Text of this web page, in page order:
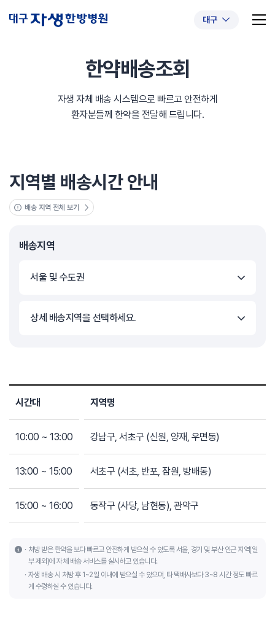
대구
#초음파약침 #척추압박골절
한약배송조회
자생 자체 배송 시스템으로 빠르고 안전하게
환자분들께 한약을 전달해 드립니다.
지역별 배송시간 안내
배송 지역 전체 보기
배송지역
서울 및 수도권
상세 배송지역을 선택하세요.
시간대 지역명
10:00 ~ 13:00 강남구, 서초구 (신원, 양재, 우면동)
13:00 ~ 15:00 서초구 (서초, 반포, 잠원, 방배동)
15:00 ~ 16:00 동작구 (사당, 남현동), 관악구
처방 받은 한약을 보다 빠르고 안전하게 받으실 수 있도록 서울, 경기 및 부산 인근 지역(일
부 제외)에 자체 배송 서비스를 실시하고 있습니다.
자생 배송 시 처방 후 1~2일 이내에 받으실 수 있으며, 타 택배사보다 3~8 시간 정도 빠르
게 수령하실 수 있습니다.